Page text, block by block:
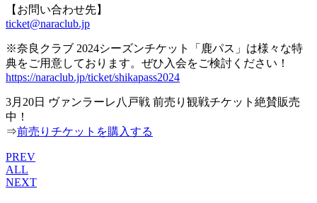
【お問い合わせ先】
ticket@naraclub.jp
※奈良クラブ 2024シーズンチケット「鹿パス」は様々な特
典をご用意しております。ぜひ入会をご検討ください！
https://naraclub.jp/ticket/shikapass2024
3月20日 ヴァンラーレ八戸戦 前売り観戦チケット絶賛販売
中！
⇒前売りチケットを購入する
PREV
ALL
NEXT